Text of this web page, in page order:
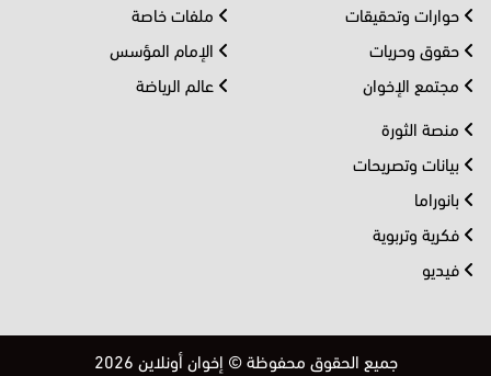
حوارات وتحقيقات
حقوق وحريات
مجتمع الإخوان
ملفات خاصة
الإمام المؤسس
عالم الرياضة
منصة الثورة
بيانات وتصريحات
بانوراما
فكرية وتربوية
فيديو
جميع الحقوق محفوظة © إخوان أونلاين 2026